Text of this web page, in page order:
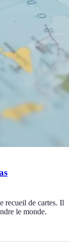
recueil de cartes. Il
le monde.